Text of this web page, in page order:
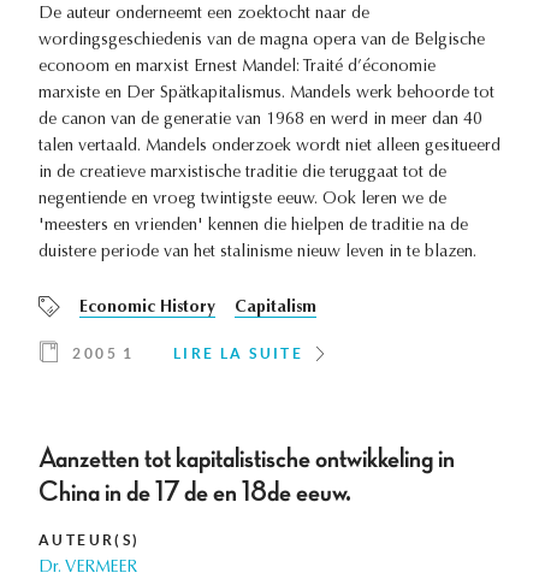
De auteur onderneemt een zoektocht naar de
wordingsgeschiedenis van de magna opera van de Belgische
econoom en marxist Ernest Mandel: Traité d’économie
marxiste en Der Spätkapitalismus. Mandels werk behoorde tot
de canon van de generatie van 1968 en werd in meer dan 40
talen vertaald. Mandels onderzoek wordt niet alleen gesitueerd
in de creatieve marxistische traditie die teruggaat tot de
negentiende en vroeg twintigste eeuw. Ook leren we de
'meesters en vrienden' kennen die hielpen de traditie na de
duistere periode van het stalinisme nieuw leven in te blazen.
Economic History Capitalism
2005 1 LIRE LA SUITE
Aanzetten tot kapitalistische ontwikkeling in
China in de 17 de en 18de eeuw.
AUTEUR(S)
Dr. VERMEER